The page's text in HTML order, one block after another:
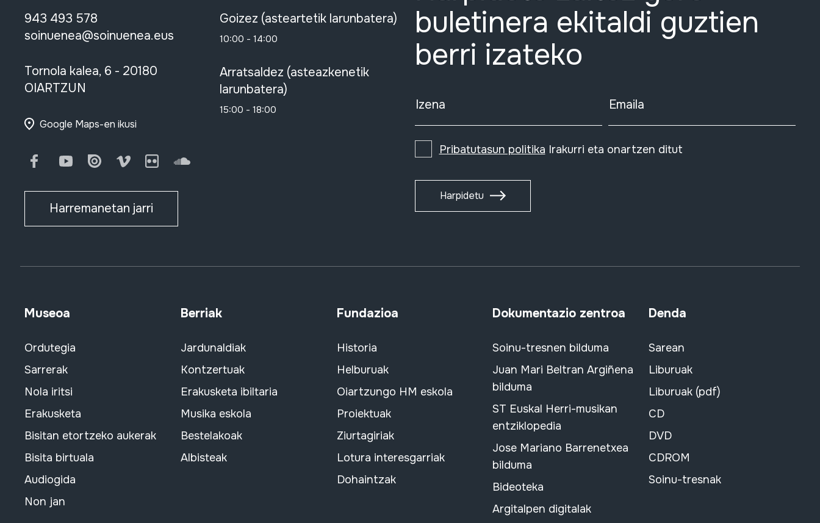
943 493 578
soinuenea@soinuenea.eus
Tornola kalea, 6 - 20180
OIARTZUN
Google Maps-en ikusi
FacebookYoutubeIssuu Vimeo FlickrSoundCloud
Harremanetan jarri
Goizez (asteartetik larunbatera)
10:00 - 14:00
Arratsaldez (asteazkenetik
larunbatera)
15:00 - 18:00
buletinera ekitaldi guztien
berri izateko
Izena Emaila
Pribatutasun politika Irakurri eta onartzen ditut
Harpidetu
Museoa
Ordutegia
Sarrerak
Nola iritsi
Erakusketa
Bisitan etortzeko aukerak
Bisita birtuala
Audiogida
Non jan
Berriak
Jardunaldiak
Kontzertuak
Erakusketa ibiltaria
Musika eskola
Bestelakoak
Albisteak
Fundazioa
Historia
Helburuak
Oiartzungo HM eskola
Proiektuak
Ziurtagiriak
Lotura interesgarriak
Dohaintzak
Dokumentazio zentroa
Soinu-tresnen bilduma
Juan Mari Beltran Argiñena
bilduma
ST Euskal Herri-musikan
entziklopedia
Jose Mariano Barrenetxea
bilduma
Bideoteka
Argitalpen digitalak
Denda
Sarean
Liburuak
Liburuak (pdf)
CD
DVD
CDROM
Soinu-tresnak